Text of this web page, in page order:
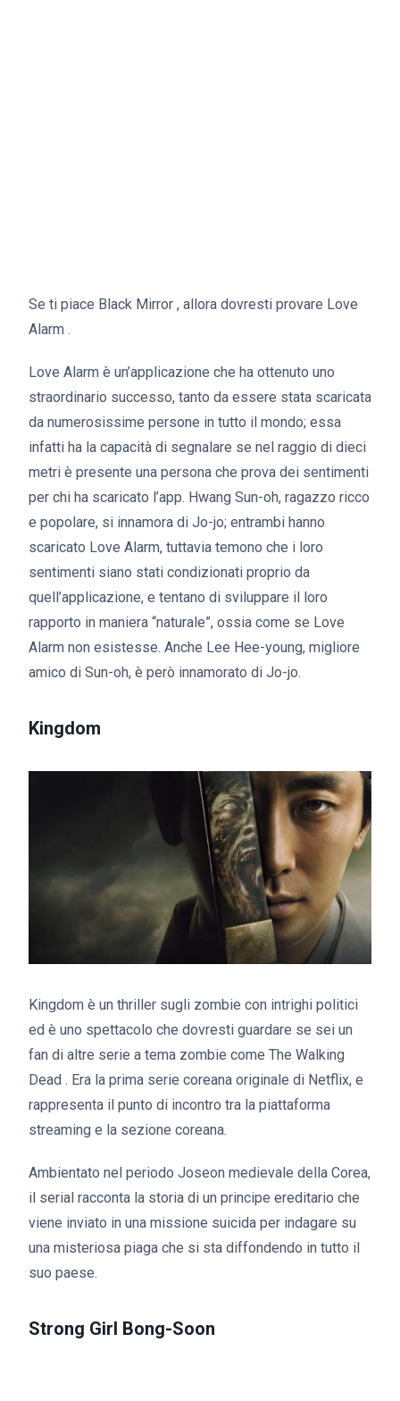
Se ti piace Black Mirror , allora dovresti provare Love
Alarm .
Love Alarm è un’applicazione che ha ottenuto uno
straordinario successo, tanto da essere stata scaricata
da numerosissime persone in tutto il mondo; essa
infatti ha la capacità di segnalare se nel raggio di dieci
metri è presente una persona che prova dei sentimenti
per chi ha scaricato l’app. Hwang Sun-oh, ragazzo ricco
e popolare, si innamora di Jo-jo; entrambi hanno
scaricato Love Alarm, tuttavia temono che i loro
sentimenti siano stati condizionati proprio da
quell’applicazione, e tentano di sviluppare il loro
rapporto in maniera “naturale”, ossia come se Love
Alarm non esistesse. Anche Lee Hee-young, migliore
amico di Sun-oh, è però innamorato di Jo-jo.
Kingdom
Kingdom è un thriller sugli zombie con intrighi politici
ed è uno spettacolo che dovresti guardare se sei un
fan di altre serie a tema zombie come The Walking
Dead . Era la prima serie coreana originale di Netflix, e
rappresenta il punto di incontro tra la piattaforma
streaming e la sezione coreana.
Ambientato nel periodo Joseon medievale della Corea,
il serial racconta la storia di un principe ereditario che
viene inviato in una missione suicida per indagare su
una misteriosa piaga che si sta diffondendo in tutto il
suo paese.
Strong Girl Bong-Soon